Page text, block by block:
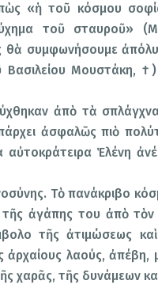
«ἡ τοῦ κόσμου
τοῦ σταυροῦ»
θὰ συμφωνήσουμε
Βασιλείου Μουστάκη,
ἀπὸ τὰ
ἀσφαλῶς πιὸ
Ἑλένη
Τὸ πανάκριβο
ἀγάπης του ἀπὸ τὸν
τῆς ἀτιμώσεως
λαούς, ἀπέβη,
χαρᾶς, τῆς δυνάμεων